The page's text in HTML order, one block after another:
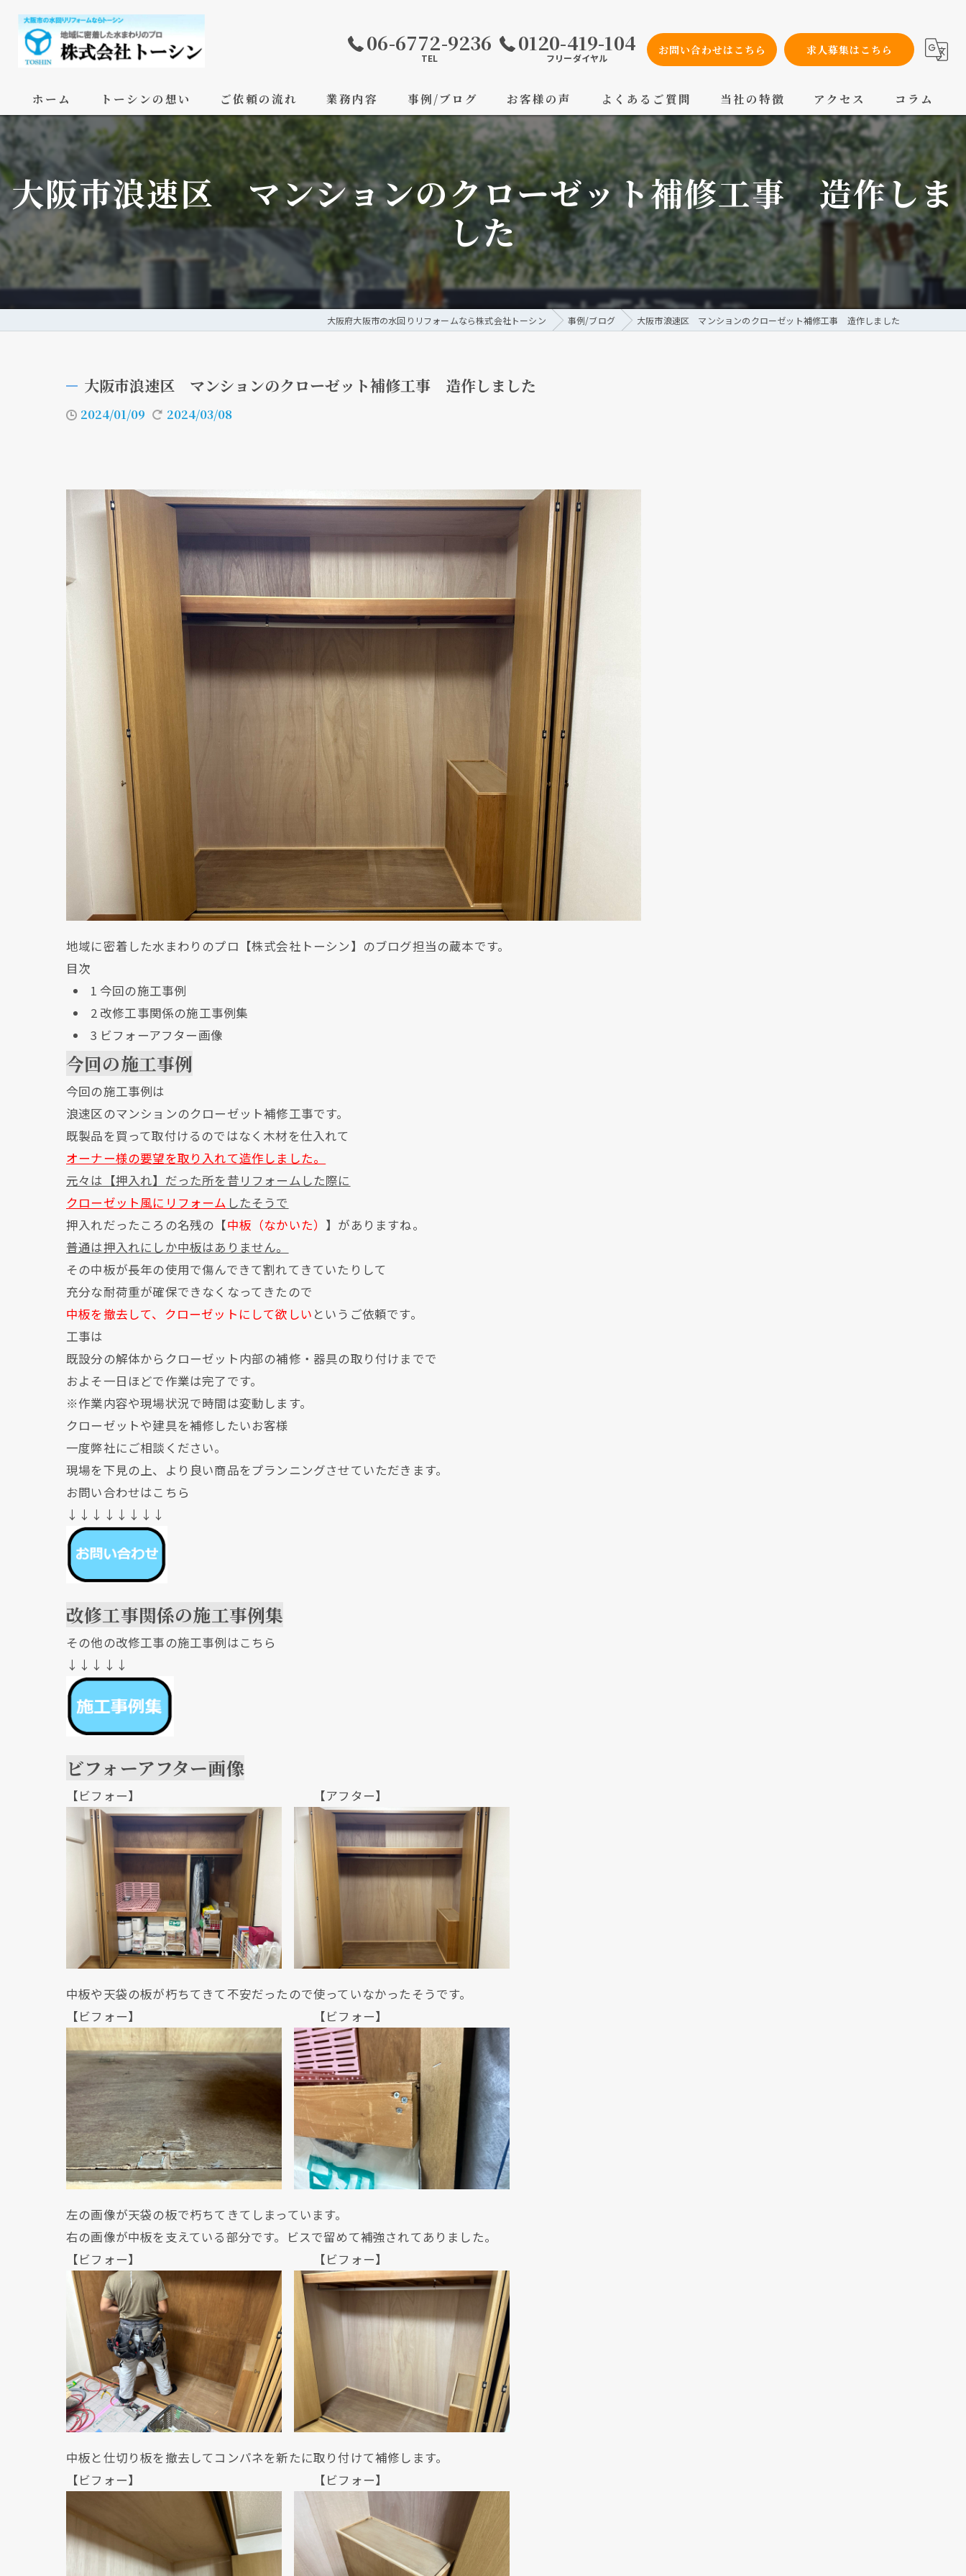
06-6772-9236
TEL
0120-419-104
フリーダイヤル
お問い合わせはこちら 求人募集はこちら
ホーム トーシンの想い ご依頼の流れ 業務内容 事例/ブログ お客様の声 よくあるご質問 当社の特徴
設備工事
内装工事
メンテナンス
配管工事
交換
アクセス コラム
大阪市浪速区 マンションのクローゼット補修工事 造作しま
した
大阪府大阪市の水回りリフォームなら株式会社トーシン 事例/ブログ 大阪市浪速区 マンションのクローゼット補修工事 造作しました
大阪市浪速区 マンションのクローゼット補修工事 造作しました
2024/01/09 2024/03/08
地域に密着した水まわりのプロ【株式会社トーシン】のブログ担当の蔵本です。
目次
1 今回の施工事例
2改修工事関係の施工事例集
3 ビフォーアフター画像
今回の施工事例
今回の施工事例は
浪速区のマンションのクローゼット補修工事です。
既製品を買って取付けるのではなく木材を仕入れて
オーナー様の要望を取り入れて造作しました。
元々は【押入れ】だった所を昔リフォームした際に
クローゼット風にリフォーム したそうで
押入れだったころの名残の【中板（なかいた） 】がありますね。
普通は押入れにしか中板はありません。
その中板が長年の使用で傷んできて割れてきていたりして
充分な耐荷重が確保できなくなってきたので
中板を撤去して、クローゼットにして欲しい というご依頼です。
工事は
既設分の解体からクローゼット内部の補修・器具の取り付けまでで
およそ一日ほどで作業は完了です。
※作業内容や現場状況で時間は変動します。
クローゼットや建具を補修したいお客様
一度弊社にご相談ください。
現場を下見の上、より良い商品をプランニングさせていただきます。
お問い合わせはこちら
↓↓↓↓↓↓↓↓
改修工事関係の施工事例集
その他の改修工事の施工事例はこちら
↓↓↓↓↓
ビフォーアフター画像
【ビフォー】 【アフター】
中板や天袋の板が朽ちてきて不安だったので使っていなかったそうです。
【ビフォー】 【ビフォー】
左の画像が天袋の板で朽ちてきてしまっています。
右の画像が中板を支えている部分です。ビスで留めて補強されてありました。
【ビフォー】 【ビフォー】
中板と仕切り板を撤去してコンパネを新たに取り付けて補修します。
【ビフォー】 【ビフォー】